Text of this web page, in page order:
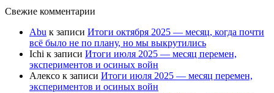
Свежие комментарии
Abu к записи Итоги октября 2025 — месяц, когда почти
всё было не по плану, но мы выкрутились
Ichi к записи Итоги июля 2025 — месяц перемен,
экспериментов и осиных войн
Алексо к записи Итоги июля 2025 — месяц перемен,
экспериментов и осиных войн